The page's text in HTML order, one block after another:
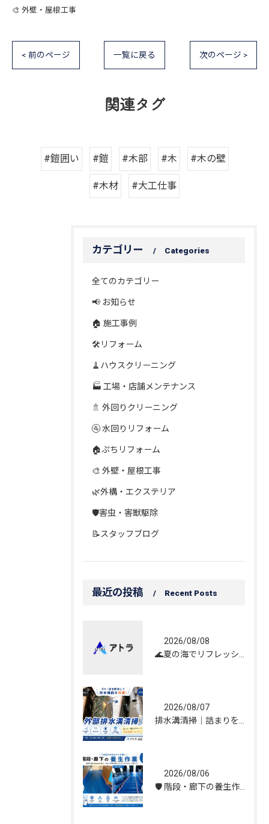
🎨 外壁・屋根工事
< 前のページ 一覧に戻る 次のページ >
関連タグ
#鎧囲い #鎧 #木部 #木 #木の壁
#木材 #大工仕事
カテゴリー Categories
全てのカテゴリー
📢 お知らせ
🏠 施工事例
🛠️リフォーム
🧹ハウスクリーニング
🏭 工場・店舗メンテナンス
🚿 外回りクリーニング
🚰 水回りリフォーム
🏠ぷちリフォーム
🎨 外壁・屋根工事
🌿外構・エクステリア
🛡️害虫・害獣駆除
📝スタッフブログ
最近の投稿 Recent Posts
2026/08/08
2026/08/07
2026/08/06